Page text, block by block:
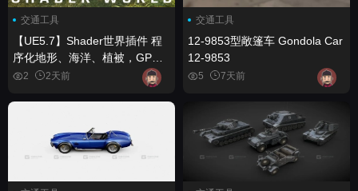
交通工具
【UE5.7】Shader世界插件 程
序化地形、海洋、植被，GPU
加速 Shader World Plugin
Procedural Terrain, Oceans,
2 2天前
交通工具
12-9853型敞篷车 Gondola Car
12-9853
5 7天前